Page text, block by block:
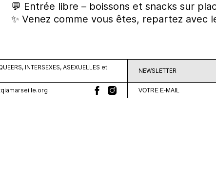
💬 Entrée libre – boissons et snacks sur
✨ Venez comme vous êtes, repartez avec
INTERSEXES, ASEXUELLES et
NEWSLETTER